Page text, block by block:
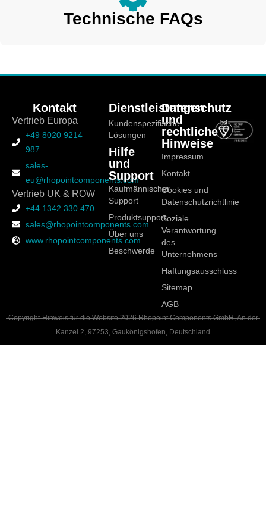
Technische FAQs
Kontakt
Vertrieb Europa
+49 8020 9214
987
sales-
eu@rhopointcomponents.com
Vertrieb UK & ROW
+44 1342 330 470
sales@rhopointcomponents.com
www.rhopointcomponents.com
Dienstleistungen
Kundenspezifische
Lösungen
Hilfe
und
Support
Kaufmännischer
Support
Produktsupport
Über uns
Beschwerde
Datenschutz
und
rechtliche
Hinweise
Impressum
Kontakt
Cookies und
Datenschutzrichtlinie
Soziale
Verantwortung
des
Unternehmens
Haftungsausschluss
Sitemap
AGB
Copyright-Hinweis für die Website 2026 Rhopoint Components GmbH, An der
Kanzel 2, 97253, Gaukönigshofen, Deutschland